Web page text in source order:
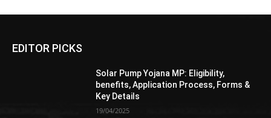
EDITOR PICKS
Solar Pump Yojana MP: Eligibility,
benefits, Application Process, Forms &
Key Details
19/04/2025